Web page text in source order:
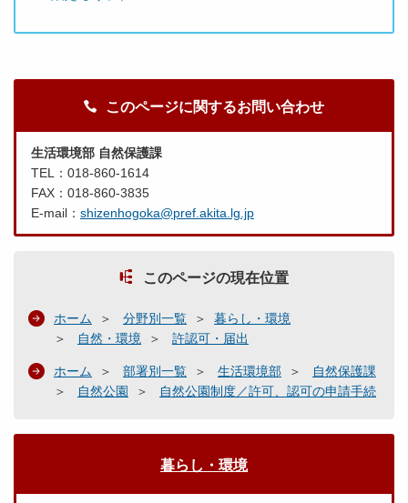
このページに関するお問い合わせ
生活環境部 自然保護課
TEL：018-860-1614
FAX：018-860-3835
E-mail： shizenhogoka@pref.akita.lg.jp
このページの現在位置
ホーム 分野別一覧
暮らし・環境
自然・環境
許認可・届出
ホーム 部署別一覧 生活環境部
自然保護課
自然公園
自然公園制度／許可、認可の申請手続
暮らし・環境